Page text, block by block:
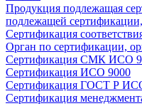
Продукция подлежащая
подлежащей
Сертификация
Орган по сертификации,
Сертификация СМК ИСО
Сертификация ИСО 9000
Сертификация ГОСТ Р
Сертификация